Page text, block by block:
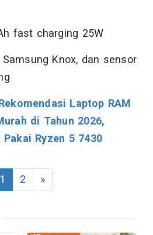
fast charging 25W
Knox, dan sensor
Laptop RAM
di Tahun 2026,
Ryzen 5 7430
1 2 »